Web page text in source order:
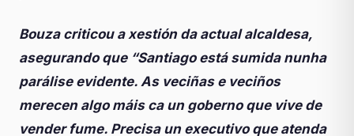
Bouza criticou a xestión da actual alcaldesa,
asegurando que “Santiago está sumida nunha
parálise evidente. As veciñas e veciños
merecen algo máis ca un goberno que vive de
vender fume. Precisa un executivo que atenda